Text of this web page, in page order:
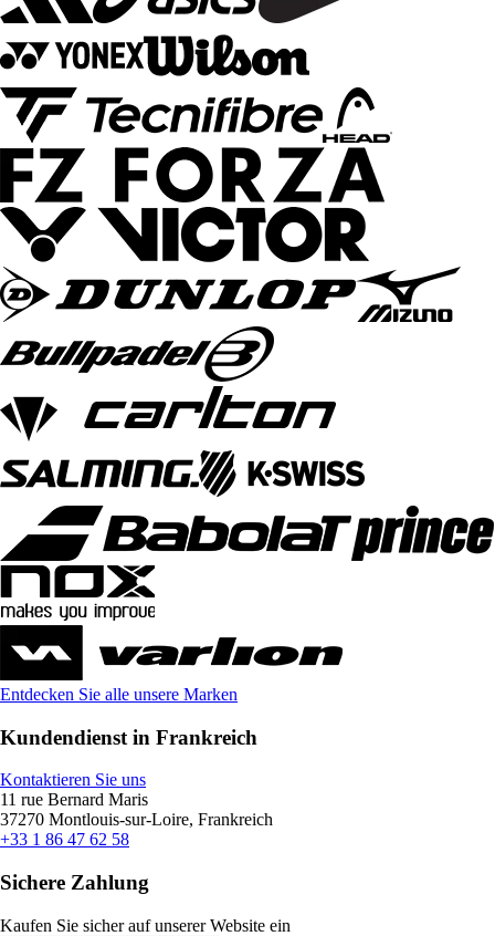
Entdecken Sie alle unsere Marken
Kundendienst in Frankreich
Kontaktieren Sie uns
11 rue Bernard Maris
37270 Montlouis-sur-Loire, Frankreich
+33 1 86 47 62 58
Sichere Zahlung
Kaufen Sie sicher auf unserer Website ein